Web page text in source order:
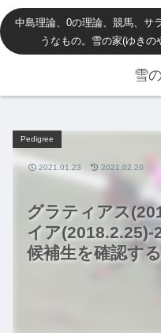
中島理論、0の理論、競馬、サ
うなもの。雪の家(ゆきの
雪
グラティアス
イア(2018.2.25)-
候補生を確認す
Pedigree
2021.01.23 2021.02.20